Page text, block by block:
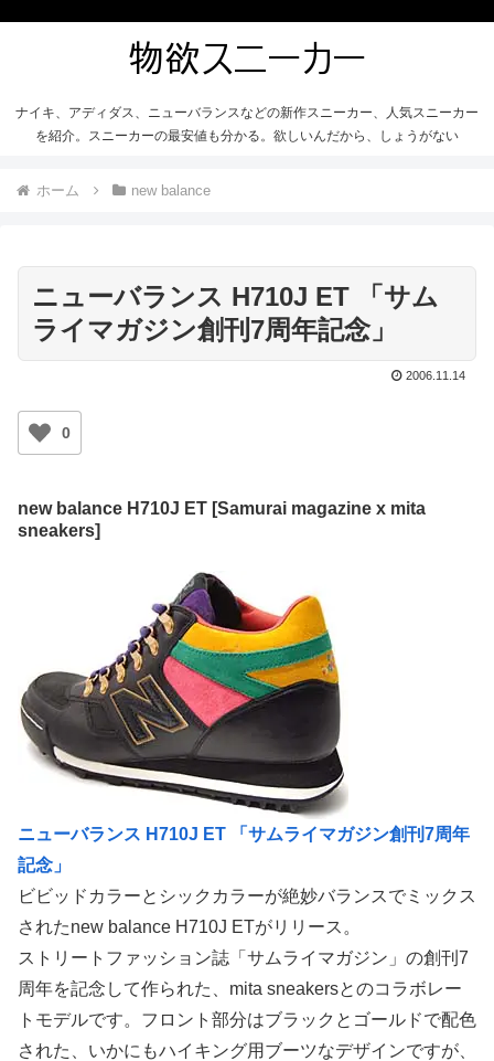
ナイキ、アディダス、ニューバランスなどの新作スニーカー、人気スニーカー
を紹介。スニーカーの最安値も分かる。欲しいんだから、しょうがない
ホーム new balance
ニューバランス H710J ET 「サム
ライマガジン創刊7周年記念」
2006.11.14
0
new balance H710J ET [Samurai magazine x mita
sneakers]
ニューバランス H710J ET 「サムライマガジン創刊7周年
記念」
ビビッドカラーとシックカラーが絶妙バランスでミックス
されたnew balance H710J ETがリリース。
ストリートファッション誌「サムライマガジン」の創刊7
周年を記念して作られた、mita sneakersとのコラボレー
トモデルです。フロント部分はブラックとゴールドで配色
された、いかにもハイキング用ブーツなデザインですが、